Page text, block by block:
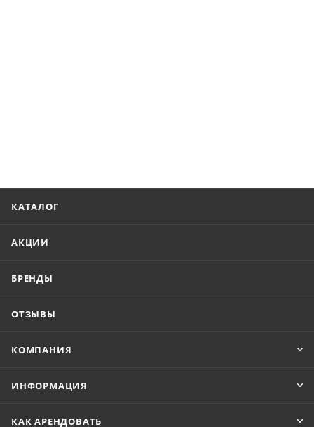
КАТАЛОГ
АКЦИИ
БРЕНДЫ
ОТЗЫВЫ
КОМПАНИЯ
ИНФОРМАЦИЯ
КАК АРЕНДОВАТЬ